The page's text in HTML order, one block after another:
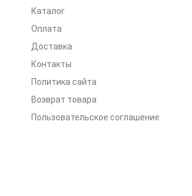
Каталог
Оплата
Доставка
Контакты
Политика сайта
Возврат товара
Пользовательское соглашение